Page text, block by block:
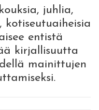
juhlia,
kotiseutuaiheisia
entistä
kirjallisuutta
mainittujen